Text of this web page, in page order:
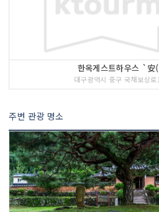
한옥게스트하우스 `
대구광역시 중구 국채보상
주변 관광 명소